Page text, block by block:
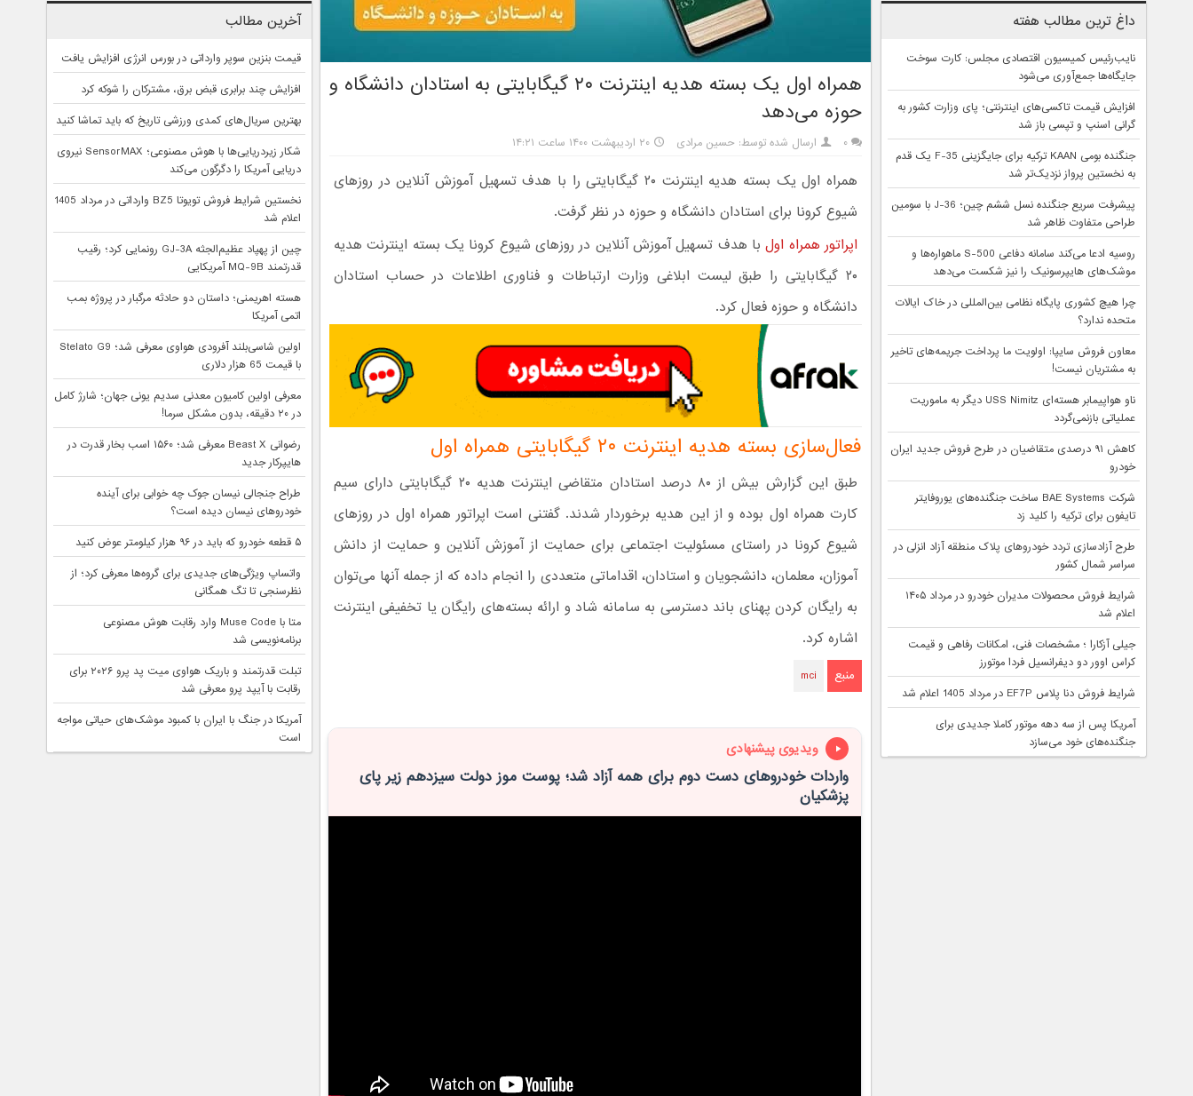
همراه اول یک بسته هدیه اینترنت ۲۰ گیگابایتی به استادان دانشگاه و
حوزه می‌دهد
۰ ارسال شده توسط: حسین مرادی ۲۰ اردیبهشت ۱۴۰۰ ساعت ۱۴:۲۱
همراه اول یک بسته هدیه اینترنت ۲۰ گیگابایتی را با هدف تسهیل آموزش آنلاین در روزهای
شیوع کرونا برای استادان دانشگاه و حوزه در نظر گرفت.
اپراتور همراه اولبا هدف تسهیل آموزش آنلاین در روزهای شیوع کرونا یک بسته اینترنت هدیه
۲۰ گیگابایتی را طبق لیست ابلاغی وزارت ارتباطات و فناوری اطلاعات در حساب استادان
دانشگاه و حوزه فعال کرد.
فعال‌سازی بسته هدیه اینترنت ۲۰ گیگابایتی همراه اول
طبق این گزارش بیش از ۸۰ درصد استادان متقاضی اینترنت هدیه ۲۰ گیگابایتی دارای سیم
کارت همراه اول بوده و از این هدیه برخوردار شدند. گفتنی است اپراتور همراه اول در روزهای
شیوع کرونا در راستای مسئولیت اجتماعی برای حمایت از آموزش آنلاین و حمایت از دانش
آموزان، معلمان، دانشجویان و استادان، اقداماتی متعددی را انجام داده که از جمله آنها می‌توان
به رایگان کردن پهنای باند دسترسی به سامانه شاد و ارائه بسته‌های رایگان یا تخفیفی اینترنت
اشاره کرد.
منبع mci
ویدیوی پیشنهادی
واردات خودروهای دست دوم برای همه آزاد شد؛ پوست موز دولت سیزدهم زیر پای
پزشکیان
داغ ترین مطالب هفته
نایب‌رئیس کمیسیون اقتصادی مجلس: کارت سوخت
جایگاه‌ها جمع‌آوری می‌شود
افزایش قیمت تاکسی‌های اینترنتی؛ پای وزارت کشور به
گرانی اسنپ و تپسی باز شد
جنگنده بومی KAAN ترکیه برای جایگزینی F-35 یک قدم
به نخستین پرواز نزدیک‌تر شد
پیشرفت سریع جنگنده نسل ششم چین؛ J-36 با سومین
طراحی متفاوت ظاهر شد
روسیه ادعا می‌کند سامانه دفاعی S-500 ماهواره‌ها و
موشک‌های هایپرسونیک را نیز شکست می‌دهد
چرا هیچ کشوری پایگاه نظامی بین‌المللی در خاک ایالات
متحده ندارد؟
معاون فروش سایپا: اولویت ما پرداخت جریمه‌های تاخیر
به مشتریان نیست!
ناو هواپیمابر هسته‌ای USS Nimitz دیگر به ماموریت
عملیاتی بازنمی‌گردد
کاهش ۹۱ درصدی متقاضیان در طرح فروش جدید ایران
خودرو
شرکت BAE Systems ساخت جنگنده‌های یوروفایتر
تایفون برای ترکیه را کلید زد
طرح آزادسازی تردد خودروهای پلاک منطقه آزاد انزلی در
سراسر شمال کشور
شرایط فروش محصولات مدیران خودرو در مرداد ۱۴۰۵
اعلام شد
جیلی آزکارا ؛ مشخصات فنی، امکانات رفاهی و قیمت
کراس اوور دو دیفرانسیل فردا موتورز
شرایط فروش دنا پلاس EF7P در مرداد 1405 اعلام شد
آمریکا پس از سه دهه موتور کاملا جدیدی برای
جنگنده‌های خود می‌سازد
آخرین مطالب
قیمت بنزین سوپر وارداتی در بورس انرژی افزایش یافت
افزایش چند برابری قبض برق، مشترکان را شوکه کرد
بهترین سریال‌های کمدی ورزشی تاریخ که باید تماشا کنید
شکار زیردریایی‌ها با هوش مصنوعی؛ SensorMAX نیروی
دریایی آمریکا را دگرگون می‌کند
نخستین شرایط فروش تویوتا BZ5 وارداتی در مرداد 1405
اعلام شد
چین از پهپاد عظیم‌الجثه GJ-3A رونمایی کرد؛ رقیب
قدرتمند MQ-9B آمریکایی
هسته اهریمنی؛ داستان دو حادثه مرگبار در پروژه بمب
اتمی آمریکا
اولین شاسی‌بلند آفرودی هواوی معرفی شد؛ Stelato G9
با قیمت 65 هزار دلاری
معرفی اولین کامیون معدنی سدیم یونی جهان؛ شارژ کامل
در ۲۰ دقیقه، بدون مشکل سرما!
رضوانی Beast X معرفی شد؛ ۱۵۶۰ اسب بخار قدرت در
هایپرکار جدید
طراح جنجالی نیسان جوک چه خوابی برای آینده
خودروهای نیسان دیده است؟
۵ قطعه خودرو که باید در ۹۶ هزار کیلومتر عوض کنید
واتساپ ویژگی‌های جدیدی برای گروه‌ها معرفی کرد؛ از
نظرسنجی تا تگ همگانی
متا با Muse Code وارد رقابت هوش مصنوعی
برنامه‌نویسی شد
تبلت قدرتمند و باریک هواوی میت پد پرو ۲۰۲۶ برای
رقابت با آیپد پرو معرفی شد
آمریکا در جنگ با ایران با کمبود موشک‌های حیاتی مواجه
است